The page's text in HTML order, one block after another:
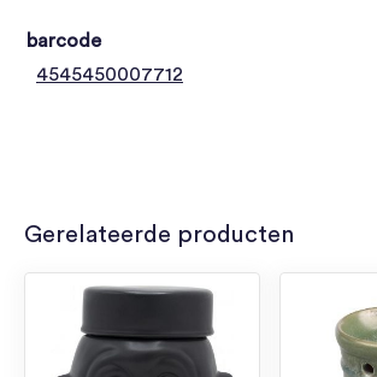
barcode
4545450007712
Gerelateerde producten